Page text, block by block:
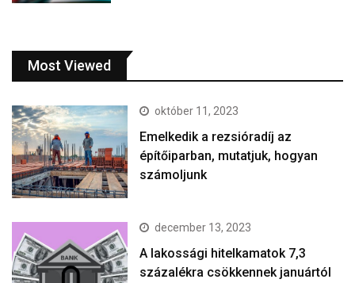
Most Viewed
október 11, 2023
Emelkedik a rezsióradíj az
építőiparban, mutatjuk, hogyan
számoljunk
december 13, 2023
A lakossági hitelkamatok 7,3
százalékra csökkennek januártól